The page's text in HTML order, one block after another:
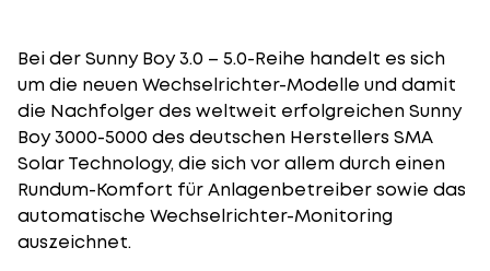
Bei der Sunny Boy 3.0 – 5.0-Reihe handelt es sich
um die neuen Wechselrichter-Modelle und damit
die Nachfolger des weltweit erfolgreichen Sunny
Boy 3000-5000 des deutschen Herstellers SMA
Solar Technology, die sich vor allem durch einen
Rundum-Komfort für Anlagenbetreiber sowie das
automatische Wechselrichter-Monitoring
auszeichnet.